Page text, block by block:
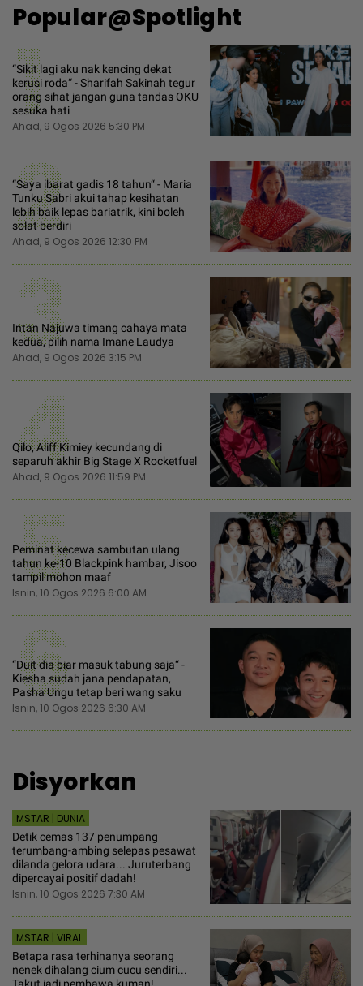
Popular@Spotlight
1
“Sikit lagi aku nak kencing dekat
kerusi roda“ - Sharifah Sakinah tegur
orang sihat jangan guna tandas OKU
sesuka hati
Ahad, 9 Ogos 2026 5:30 PM
2
“Saya ibarat gadis 18 tahun“ - Maria
Tunku Sabri akui tahap kesihatan
lebih baik lepas bariatrik, kini boleh
solat berdiri
Ahad, 9 Ogos 2026 12:30 PM
3
Intan Najuwa timang cahaya mata
kedua, pilih nama Imane Laudya
Ahad, 9 Ogos 2026 3:15 PM
4
Qilo, Aliff Kimiey kecundang di
separuh akhir Big Stage X Rocketfuel
Ahad, 9 Ogos 2026 11:59 PM
5
Peminat kecewa sambutan ulang
tahun ke-10 Blackpink hambar, Jisoo
tampil mohon maaf
Isnin, 10 Ogos 2026 6:00 AM
6
“Duit dia biar masuk tabung saja“ -
Kiesha sudah jana pendapatan,
Pasha Ungu tetap beri wang saku
Isnin, 10 Ogos 2026 6:30 AM
Disyorkan
MSTAR | DUNIA
Detik cemas 137 penumpang
terumbang-ambing selepas pesawat
dilanda gelora udara... Juruterbang
dipercayai positif dadah!
Isnin, 10 Ogos 2026 7:30 AM
MSTAR | VIRAL
Betapa rasa terhinanya seorang
nenek dihalang cium cucu sendiri...